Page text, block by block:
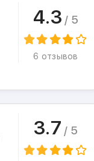
4.3 / 5
6 отзывов
3.7 / 5